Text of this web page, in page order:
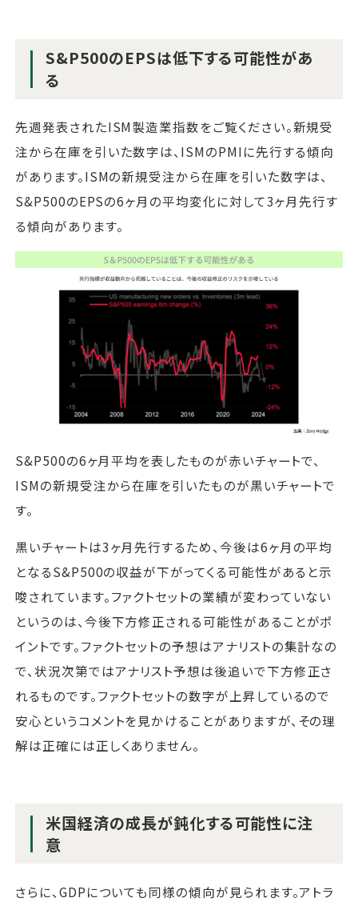
S&P500のEPSは低下する可能性があ
る
先週発表されたISM製造業指数をご覧ください。新規受
注から在庫を引いた数字は、ISMのPMIに先行する傾向
があります。ISMの新規受注から在庫を引いた数字は、
S&P500のEPSの6ヶ月の平均変化に対して3ヶ月先行す
る傾向があります。
S&P500の6ヶ月平均を表したものが赤いチャートで、
ISMの新規受注から在庫を引いたものが黒いチャートで
す。
黒いチャートは3ヶ月先行するため、今後は6ヶ月の平均
となるS&P500の収益が下がってくる可能性があると示
唆されています。ファクトセットの業績が変わっていない
というのは、今後下方修正される可能性があることがポ
イントです。ファクトセットの予想はアナリストの集計なの
で、状況次第ではアナリスト予想は後追いで下方修正さ
れるものです。ファクトセットの数字が上昇しているので
安心というコメントを見かけることがありますが、その理
解は正確には正しくありません。
米国経済の成長が鈍化する可能性に注
意
さらに、GDPについても同様の傾向が見られます。アトラ